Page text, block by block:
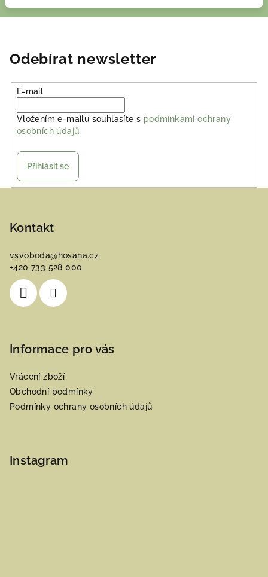
Odebírat newsletter
E-mail
Vložením e-mailu souhlasíte s podmínkami ochrany
osobních údajů
Přihlásit se
Kontakt
vsvoboda@ hosana.cz
+420 733 528 000
Informace pro vás
Vrácení zboží
Obchodní podmínky
Podmínky ochrany osobních údajů
Instagram